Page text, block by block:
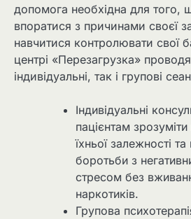
допомога необхідна для того,
впоратися з причинами своєї
навчитися контролювати свої
центрі «Перезагрузка»
індивідуальні, так і групові
Індивідуальні
пацієнтам
їхньої залежності
боротьби з
стресом без
наркотиків.
Групова